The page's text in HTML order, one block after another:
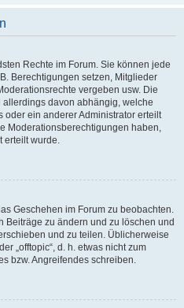
Rechte im Forum. Sie können jede
Berechtigungen setzen, Mitglieder
vergeben usw. Die
allerdings davon abhängig, welche
oder ein anderer Administrator erteilt
Moderationsberechtigungen haben,
erteilt wurde.
Geschehen im Forum zu beobachten.
Beiträge zu ändern und zu löschen und
und zu teilen. Üblicherweise
„offtopic“, d. h. etwas nicht zum
bzw. Angreifendes schreiben.